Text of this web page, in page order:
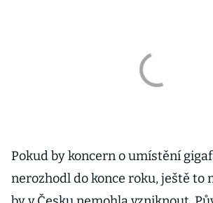
Pokud by koncern o umístění
nerozhodl do konce roku, ještě to